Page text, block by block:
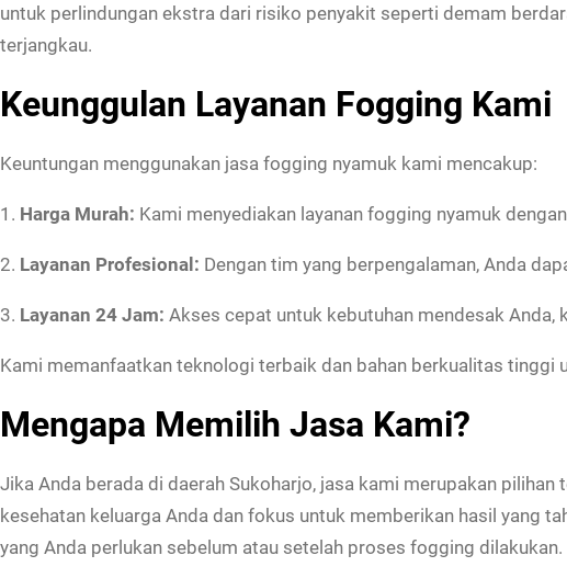
untuk perlindungan ekstra dari risiko penyakit seperti demam
terjangkau.
Keunggulan Layanan Fogging Kami
Keuntungan menggunakan jasa fogging nyamuk kami mencakup:
1. Harga Murah: Kami menyediakan layanan fogging nyamuk
2. Layanan Profesional: Dengan tim yang berpengalaman, Anda
3. Layanan 24 Jam: Akses cepat untuk kebutuhan mendesak Anda,
Kami memanfaatkan teknologi terbaik dan bahan berkualitas
Mengapa Memilih Jasa Kami?
Jika Anda berada di daerah Sukoharjo, jasa kami merupakan
kesehatan keluarga Anda dan fokus untuk memberikan hasil yang
yang Anda perlukan sebelum atau setelah proses fogging dilakukan.